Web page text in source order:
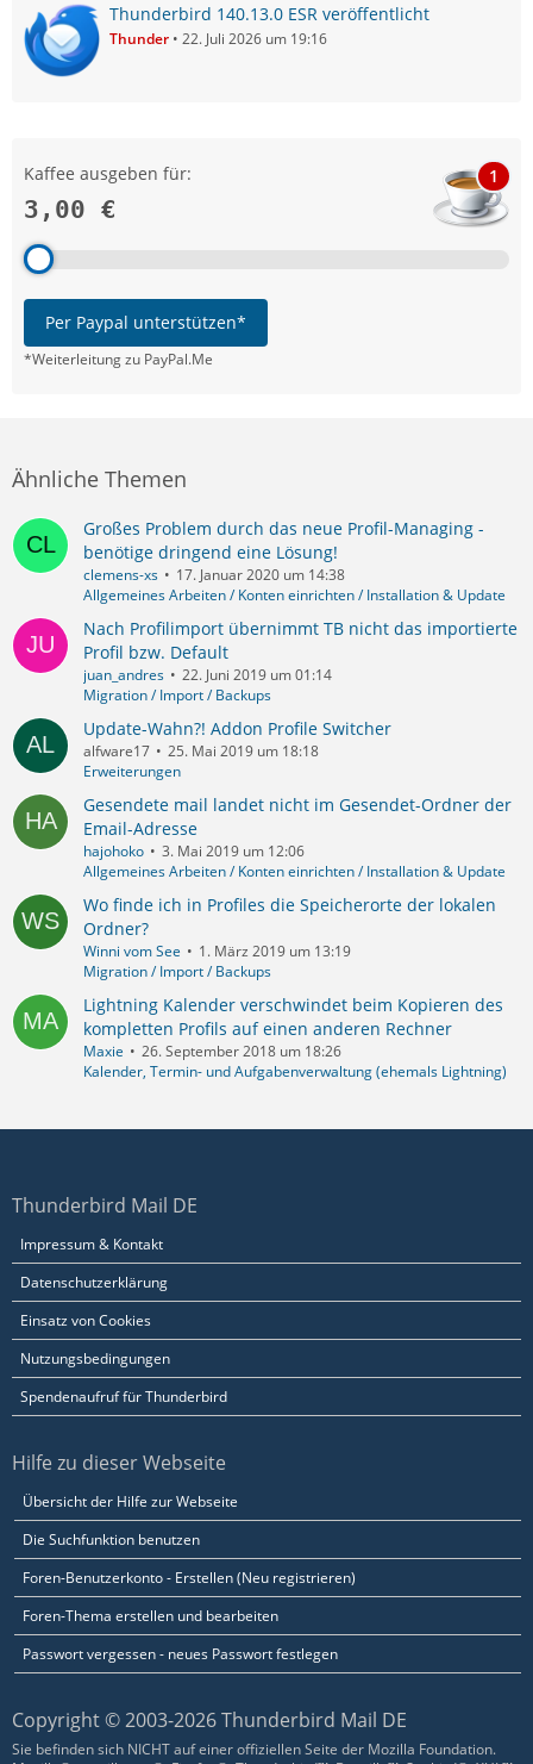
Thunderbird 140.13.0 ESR veröffentlicht
Thunder 22. Juli 2026 um 19:16
Kaffee ausgeben für:
3,00 €
1
Per Paypal unterstützen*
*Weiterleitung zu PayPal.Me
Ähnliche Themen
Großes Problem durch das neue Profil-Managing -
benötige dringend eine Lösung!
clemens-xs
17. Januar 2020 um 14:38
Allgemeines Arbeiten / Konten einrichten / Installation & Update
Nach Profilimport übernimmt TB nicht das importierte
Profil bzw. Default
juan_andres
22. Juni 2019 um 01:14
Migration / Import / Backups
Update-Wahn?! Addon Profile Switcher
alfware17
25. Mai 2019 um 18:18
Erweiterungen
Gesendete mail landet nicht im Gesendet-Ordner der
Email-Adresse
hajohoko
3. Mai 2019 um 12:06
Allgemeines Arbeiten / Konten einrichten / Installation & Update
Wo finde ich in Profiles die Speicherorte der lokalen
Ordner?
Winni vom See
1. März 2019 um 13:19
Migration / Import / Backups
Lightning Kalender verschwindet beim Kopieren des
kompletten Profils auf einen anderen Rechner
Maxie
26. September 2018 um 18:26
Kalender, Termin- und Aufgabenverwaltung (ehemals Lightning)
Thunderbird Mail DE
Impressum & Kontakt
Datenschutzerklärung
Einsatz von Cookies
Nutzungsbedingungen
Spendenaufruf für Thunderbird
Hilfe zu dieser Webseite
Übersicht der Hilfe zur Webseite
Die Suchfunktion benutzen
Foren-Benutzerkonto - Erstellen (Neu registrieren)
Foren-Thema erstellen und bearbeiten
Passwort vergessen - neues Passwort festlegen
Copyright © 2003-2026 Thunderbird Mail DE
Sie befinden sich NICHT auf einer offiziellen Seite der Mozilla Foundation.